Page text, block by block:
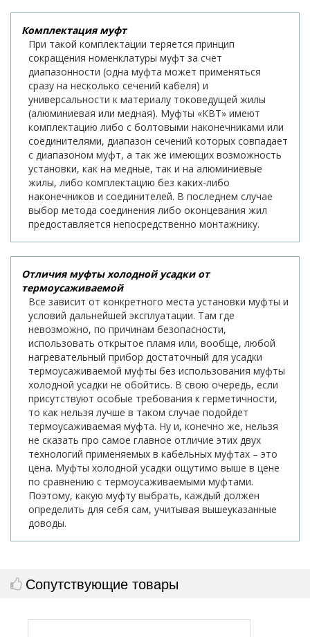
Комплектация муфт
При такой комплектации теряется принцип
сокращения номенклатуры муфт за счет
диапазонности (одна муфта может применяться
сразу на несколько сечений кабеля) и
универсальности к материалу токоведущей жилы
(алюминиевая или медная). Муфты «КВТ» имеют
комплектацию либо с болтовыми наконечниками или
соединителями, диапазон сечений которых совпадает
с диапазоном муфт, а так же имеющих возможность
установки, как на медные, так и на алюминиевые
жилы, либо комплектацию без каких-либо
наконечников и соединителей. В последнем случае
выбор метода соединения либо оконцевания жил
предоставляется непосредственно монтажнику.
Отличия муфты холодной усадки от
термоусаживаемой
Все зависит от конкретного места установки муфты и
условий дальнейшей эксплуатации. Там где
невозможно, по причинам безопасности,
использовать открытое пламя или, вообще, любой
нагревательный прибор достаточный для усадки
термоусаживаемой муфты без использования муфты
холодной усадки не обойтись. В свою очередь, если
присутствуют особые требования к герметичности,
то как нельзя лучше в таком случае подойдет
термоусаживаемая муфта. Ну и, конечно же, нельзя
не сказать про самое главное отличие этих двух
технологий применяемых в кабельных муфтах – это
цена. Муфты холодной усадки ощутимо выше в цене
по сравнению с термоусаживаемыми муфтами.
Поэтому, какую муфту выбрать, каждый должен
определить для себя сам, учитывая вышеуказанные
доводы.
Сопутствующие товары